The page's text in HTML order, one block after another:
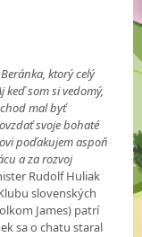
ktorý celý
keď som si vedomý,
mal byť
svoje bohaté
poďakujem aspoň
a za rozvoj
Rudolf Huliak
slovenských
James) patrí
sa o chatu staral